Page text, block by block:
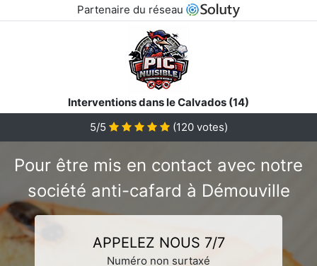
Partenaire du réseau
Interventions dans le Calvados (14)
5/5
(120votes)
Pour être mis en contact avec notre
société anti-cafard à Démouville
APPELEZ NOUS 7/7
Numéro non surtaxé